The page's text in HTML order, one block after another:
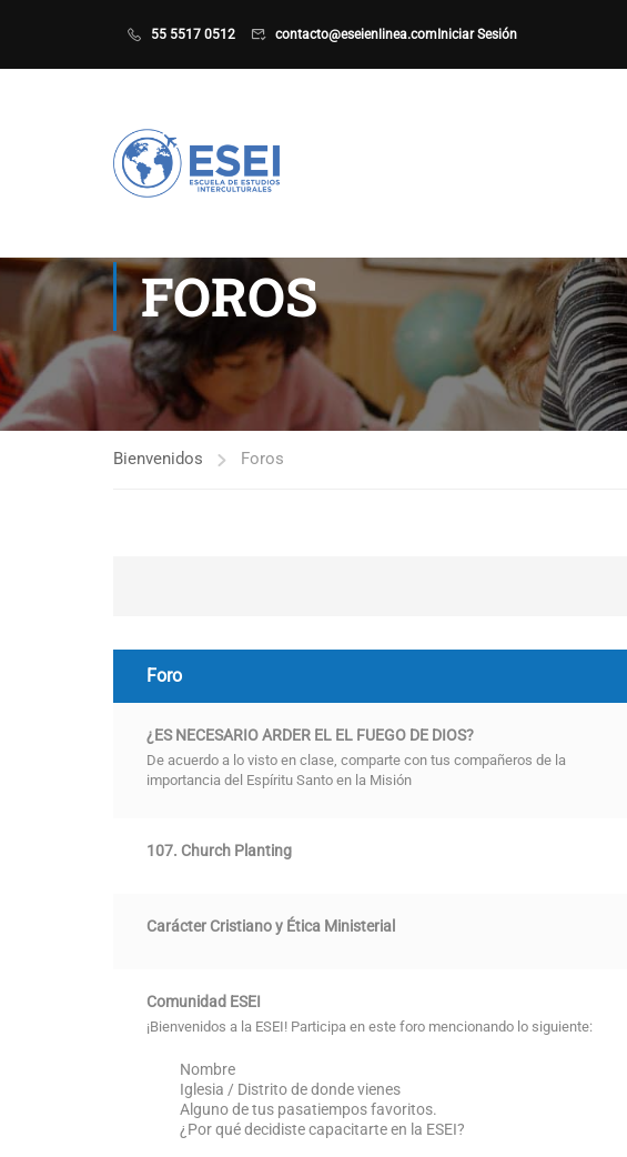
55 5517 0512 contacto@eseienlinea.com Iniciar Sesión
FOROS
Bienvenidos Foros
Foro
¿ES NECESARIO ARDER EL EL FUEGO DE DIOS?
De acuerdo a lo visto en clase, comparte con tus compañeros de la
importancia del Espíritu Santo en la Misión
107. Church Planting
Carácter Cristiano y Ética Ministerial
Comunidad ESEI
¡Bienvenidos a la ESEI! Participa en este foro mencionando lo siguiente:
Nombre
Iglesia / Distrito de donde vienes
Alguno de tus pasatiempos favoritos.
¿Por qué decidiste capacitarte en la ESEI?